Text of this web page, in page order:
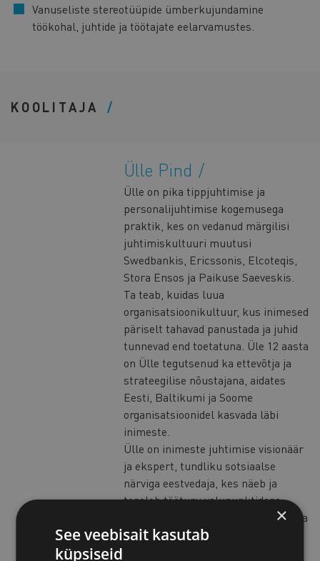
Vanuseliste stereotüüpide ümberkujundamine
töökohal, juhtide ja töötajate eelarvamustes.
KOOLITAJA
Ülle Pind
Ülle on pika tippjuhtimise ja
personalijuhtimise kogemusega
praktik, kes on vedanud märgilisi
juhtimiskultuuri muutusi
Swedbankis, Ericssonis, Elcoteqis,
Stora Ensos ja Paikuse Saeveskis.
Ta teab, kuidas luua
organisatsioonikultuur, kus inimesed
päriselt tahavad panustada ja juhid
tunnevad end toetatuna. Üle 12 aasta
on Ülle tegutsenud ka ettevõtja ja
strateegilise nõustajana, aidates
Eesti, Baltikumi ja Soome
organisatsioonidel kasvada läbi
inimeste.
Ülle on inimeste juhtimise visionäär
ja ekspert, tundliku sotsiaalse
närviga eestvedaja, kes näeb ja
tegeleb tööturu valupunktidega.
Tema väärtused on ausus, koostöö ja
inimkeskne juhtimine – need on
×
See veebisait kasutab
küpsiseid